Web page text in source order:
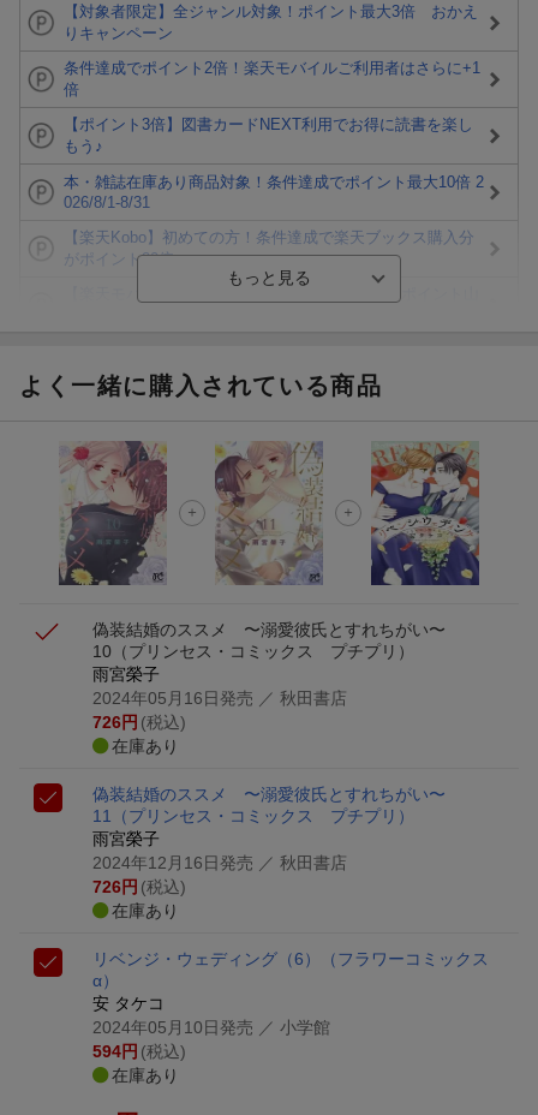
【対象者限定】全ジャンル対象！ポイント最大3倍 おかえ
りキャンペーン
条件達成でポイント2倍！楽天モバイルご利用者はさらに+1
倍
【ポイント3倍】図書カードNEXT利用でお得に読書を楽し
もう♪
本・雑誌在庫あり商品対象！条件達成でポイント最大10倍 2
026/8/1-8/31
【楽天Kobo】初めての方！条件達成で楽天ブックス購入分
がポイント20倍
ト山分け
エントリー＆3,000円以上購入で無料データSIM（3GB/月プ
ラン）が当たる！
楽天モバイル紹介キャンペーンの拡散で300円OFFクーポン
進呈
よく一緒に購入されている商品
偽装結婚のススメ 〜溺愛彼氏とすれちがい〜
10 （プリンセス・コミックス プチプリ）
雨宮榮子
2024年05月16日発売 ／ 秋田書店
726円 (税込)
在庫あり
偽装結婚のススメ 〜溺愛彼氏とすれちがい〜
11
（プリンセス・コミックス プチプリ）
雨宮榮子
2024年12月16日発売 ／ 秋田書店
726円 (税込)
在庫あり
リベンジ・ウェディング（6）
（フラワーコミックス
α）
安 タケコ
2024年05月10日発売 ／ 小学館
594円 (税込)
在庫あり